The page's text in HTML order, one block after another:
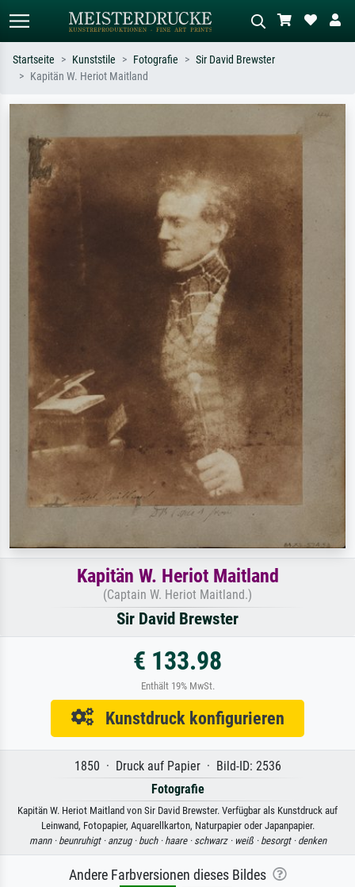
Sternennacht, Impressionismus, Welle
Hokusai, Akt.
Beschreiben Sie die Szene – z.B. Grüne
Wiese, Abstrakt mit viel Rot, Dunkles
Startseite Kunststile Fotografie
Sir David Brewster
Kapitän W. Heriot Maitland
Kapitän W. Heriot Maitland
(Captain W. Heriot Maitland.)
Sir David Brewster
€ 133.98
Enthält 19% MwSt.
Kunstdruck konfigurieren
1850 · Druck auf Papier · Bild-ID: 2536
Fotografie
Kapitän W. Heriot Maitland von Sir David Brewster. Verfügbar als Kunstdruck auf
Leinwand, Fotopapier, Aquarellkarton, Naturpapier oder Japanpapier.
mann · beunruhigt · anzug · buch · haare · schwarz · weiß · besorgt · denken
Andere Farbversionen dieses Bildes